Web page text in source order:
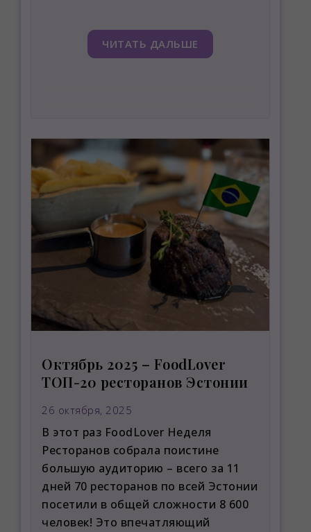
ЧИТАТЬ ДАЛЬШЕ
Октябрь 2025 – FoodLover
ТОП-20 ресторанов Эстонии
26 октября, 2025
В этот раз FoodLover Неделя
Ресторанов собрала поистине
большую аудиторию – всего за 11
дней 70 ресторанов по всей Эстонии
посетили в общей сложности 8 600
человек! Это впечатляющий